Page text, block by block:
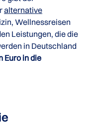
alternative
Wellnessreisen
Leistungen, die die
in Deutschland
Euro in die